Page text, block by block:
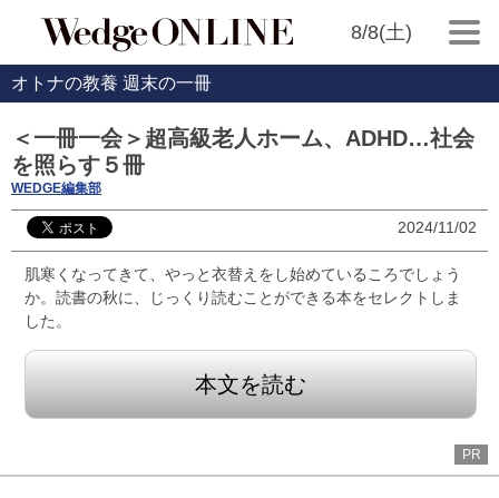
8/8(土)
オトナの教養 週末の一冊
＜一冊一会＞超高級老人ホーム、ADHD…社会
を照らす５冊
WEDGE編集部
2024/11/02
肌寒くなってきて、やっと衣替えをし始めているころでしょう
か。読書の秋に、じっくり読むことができる本をセレクトしま
した。
本文を読む
PR